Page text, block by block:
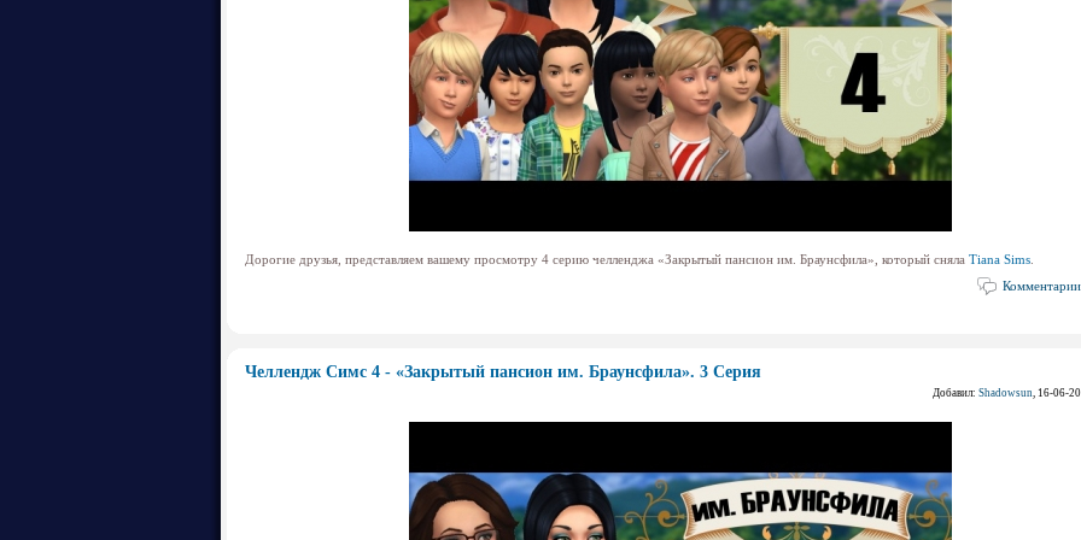
Дорогие друзья, представляем вашему просмотру 4 серию челленджа «Закрытый пансион им. Браунсфила», который сняла Tiana Sims
Челлендж Симс 4 - «Закрытый пансион им. Браунсфила». 3 Серия
Добавил: Shadowsun, 16-06-